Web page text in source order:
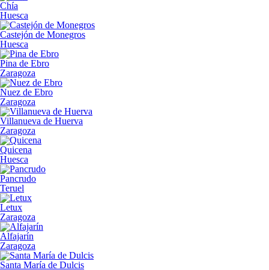
Chía
Huesca
Castejón de Monegros
Huesca
Pina de Ebro
Zaragoza
Nuez de Ebro
Zaragoza
Villanueva de Huerva
Zaragoza
Quicena
Huesca
Pancrudo
Teruel
Letux
Zaragoza
Alfajarín
Zaragoza
Santa María de Dulcis